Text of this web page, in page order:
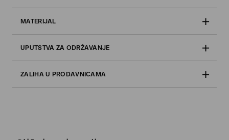
MATERIJAL
UPUTSTVA ZA ODRŽAVANJE
ZALIHA U PRODAVNICAMA